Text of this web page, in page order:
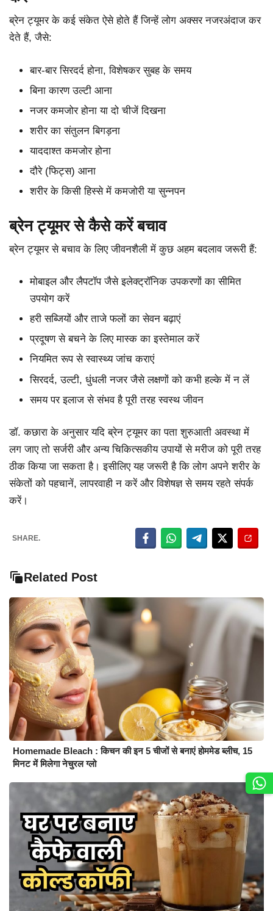
ब्रेन ट्यूमर के कई संकेत ऐसे होते हैं जिन्हें लोग अक्सर नजरअंदाज कर
देते हैं, जैसे:
बार-बार सिरदर्द होना, विशेषकर सुबह के समय
बिना कारण उल्टी आना
नजर कमजोर होना या दो चीजें दिखना
शरीर का संतुलन बिगड़ना
याददाश्त कमजोर होना
दौरे (फिट्स) आना
शरीर के किसी हिस्से में कमजोरी या सुन्नपन
ब्रेन ट्यूमर से कैसे करें बचाव
ब्रेन ट्यूमर से बचाव के लिए जीवनशैली में कुछ अहम बदलाव जरूरी हैं:
मोबाइल और लैपटॉप जैसे इलेक्ट्रॉनिक उपकरणों का सीमित
उपयोग करें
हरी सब्जियों और ताजे फलों का सेवन बढ़ाएं
प्रदूषण से बचने के लिए मास्क का इस्तेमाल करें
नियमित रूप से स्वास्थ्य जांच कराएं
सिरदर्द, उल्टी, धुंधली नजर जैसे लक्षणों को कभी हल्के में न लें
समय पर इलाज से संभव है पूरी तरह स्वस्थ जीवन
डॉ. कछारा के अनुसार यदि ब्रेन ट्यूमर का पता शुरुआती अवस्था में
लग जाए तो सर्जरी और अन्य चिकित्सकीय उपायों से मरीज को पूरी तरह
ठीक किया जा सकता है। इसीलिए यह जरूरी है कि लोग अपने शरीर के
संकेतों को पहचानें, लापरवाही न करें और विशेषज्ञ से समय रहते संपर्क
करें।
SHARE.
Related Post
Homemade Bleach : किचन की इन 5 चीजों से बनाएं होममेड ब्लीच, 15
मिनट में मिलेगा नेचुरल ग्लो